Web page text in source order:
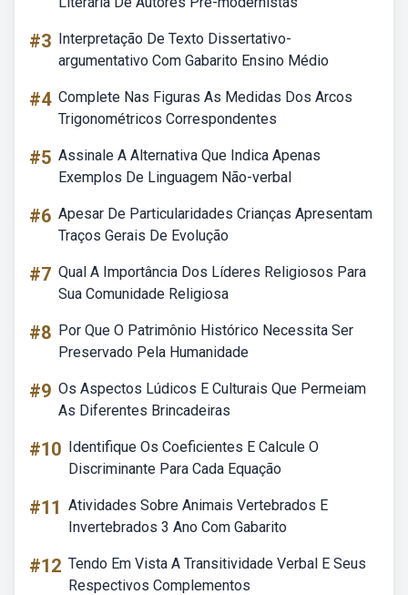
#3 Interpretação De Texto Dissertativo-
argumentativo Com Gabarito Ensino Médio
#4 Complete Nas Figuras As Medidas Dos Arcos
Trigonométricos Correspondentes
#5 Assinale A Alternativa Que Indica Apenas
Exemplos De Linguagem Não-verbal
#6 Apesar De Particularidades Crianças Apresentam
Traços Gerais De Evolução
#7 Qual A Importância Dos Líderes Religiosos Para
Sua Comunidade Religiosa
#8 Por Que O Patrimônio Histórico Necessita Ser
Preservado Pela Humanidade
#9 Os Aspectos Lúdicos E Culturais Que Permeiam
As Diferentes Brincadeiras
#10 Identifique Os Coeficientes E Calcule O
Discriminante Para Cada Equação
#11 Atividades Sobre Animais Vertebrados E
Invertebrados 3 Ano Com Gabarito
#12 Tendo Em Vista A Transitividade Verbal E Seus
Respectivos Complementos